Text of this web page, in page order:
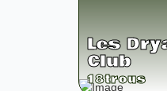
Les
Club
18trous